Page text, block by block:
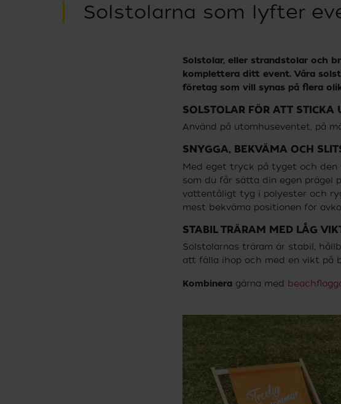
Låt kreativiteten flöda med din egen
Genom att trycka ditt företags logotyp
eller budskap på tyget blir varje stund i
solstolen reklam för ditt företag.
Solstolarna som lyfter
Solstolar, eller strandstolar och
komplettera ditt event. Våra
företag som vill synas på flera
SOLSTOLAR FÖR ATT STICKA
Använd på utomhuseventet, på
SNYGGA, BEKVÄMA OCH
Med eget tryck på tyget och den
som du får sätta din egen prägel
vattentåligt tyg i polyester och
mest bekväma positionen för
STABIL TRÄRAM MED LÅG
Solstolarnas träram är stabil,
att fälla ihop och med en vikt på
Kombinera gärna med